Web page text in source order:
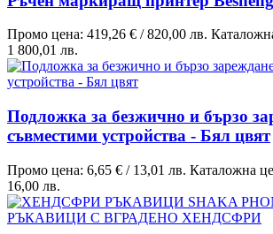
Промо цена: 419,26 € /820,00 лв.
1 800,01 лв.
Подложка за безжично и бързо
съвместими устройства - Бял цвят
Промо цена: 6,65 € / 13,01 лв. Каталожна
16,00 лв.